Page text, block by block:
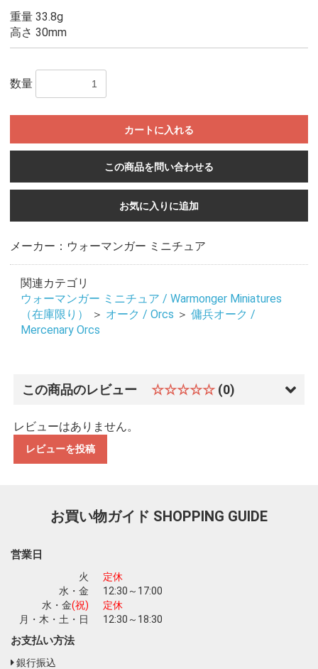
重量 33.8g
高さ 30mm
数量
カートに入れる
この商品を問い合わせる
お気に入りに追加
メーカー：ウォーマンガー ミニチュア
関連カテゴリ
ウォーマンガー ミニチュア / Warmonger Miniatures
（在庫限り）
＞ オーク / Orcs ＞ 傭兵オーク /
Mercenary Orcs
この商品のレビュー ☆☆☆☆☆ (0)
レビューはありません。
レビューを投稿
お買い物ガイド SHOPPING GUIDE
営業日
火
定休
水・金
12:30～17:00
水・金(祝)
定休
月・木・土・日
12:30～18:30
お支払い方法
銀行振込